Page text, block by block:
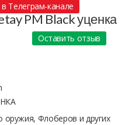
Телеграм-канале
PM Black уценка
Оставить отзыв
Флоберов и других